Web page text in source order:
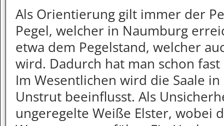
Als Orientierung gilt immer der
Pegel, welcher in Naumburg
etwa dem Pegelstand, welcher
wird. Dadurch hat man schon
Im Wesentlichen wird die Saale
Unstrut beeinflusst. Als
ungeregelte Weiße Elster, wobei